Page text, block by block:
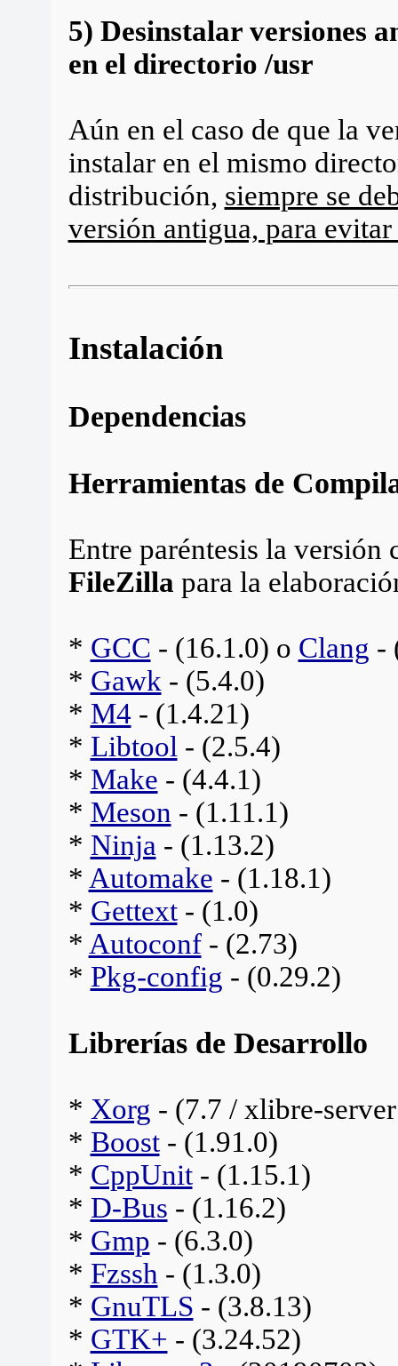
5) Desinstalar versiones
en el directorio /usr
Aún en el caso de que la
instalar en el mismo
distribución, siempre se
versión antigua, para
Instalación
Dependencias
Herramientas de
Entre paréntesis la versión
FileZilla para la
* GCC - (16.1.0) o Clang -
* Gawk - (5.4.0)
* M4 - (1.4.21)
* Libtool - (2.5.4)
* Make - (4.4.1)
* Meson - (1.11.1)
* Ninja - (1.13.2)
* Automake - (1.18.1)
* Gettext- (1.0)
* Autoconf- (2.73)
* Pkg-config - (0.29.2)
Librerías de Desarrollo
* Xorg - (7.7 / xlibre-
* Boost- (1.91.0)
* CppUnit- (1.15.1)
* D-Bus - (1.16.2)
* Gmp - (6.3.0)
* Fzssh - (1.3.0)
* GnuTLS - (3.8.13)
* GTK+ - (3.24.52)